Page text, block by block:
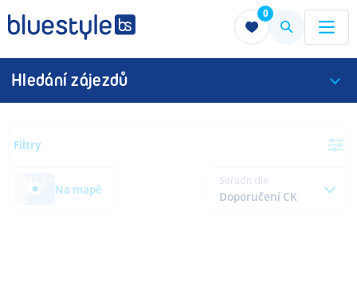
0
Menu Menu
Hledání zájezdů
Filtry
Na mapě
Seřadit dle
Doporučení CK